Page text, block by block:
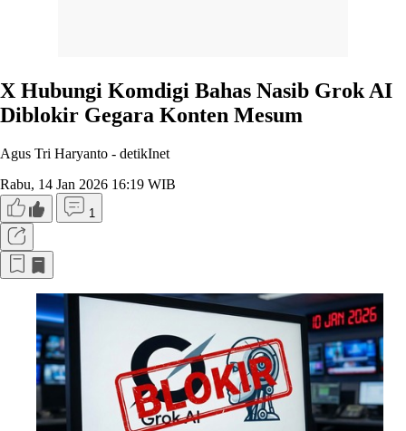
X Hubungi Komdigi Bahas Nasib Grok AI
Diblokir Gegara Konten Mesum
Agus Tri Haryanto - detikInet
Rabu, 14 Jan 2026 16:19 WIB
1